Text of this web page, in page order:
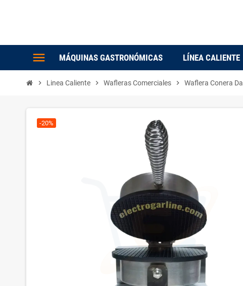
menu MÁQUINAS GASTRONÓMICAS LÍNEA CALIENTE
chevron_right Linea Caliente chevron_right Wafleras Comerciales chevron_right Waflera Conera
-20%